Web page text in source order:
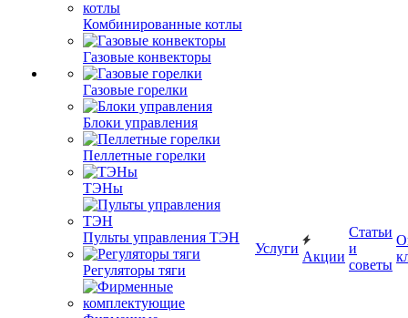
Комбинированные котлы
Газовые конвекторы
Газовые горелки
Блоки управления
Пеллетные горелки
ТЭНы
Пульты управления ТЭН
Регуляторы тяги
Услуги
Акции
Статьи
и
советы